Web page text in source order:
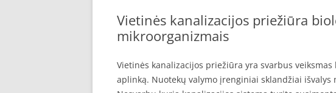
Vietinės kanalizacijos priežiūra
mikroorganizmais
Vietinės kanalizacijos priežiūra yra svarbus
aplinką. Nuotekų valymo įrenginiai sklandžiai